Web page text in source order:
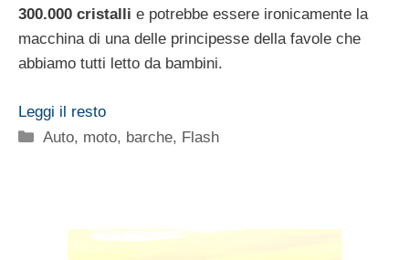
300.000 cristalli e potrebbe essere ironicamente la
macchina di una delle principesse della favole che
abbiamo tutti letto da bambini.
Leggi il resto
Categorie
Auto, moto, barche, Flash